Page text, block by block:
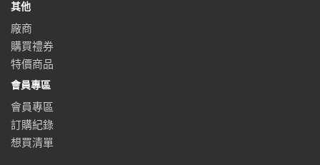
其他
廠商
購買禮券
特價商品
會員專區
會員專區
訂購紀錄
想買清單